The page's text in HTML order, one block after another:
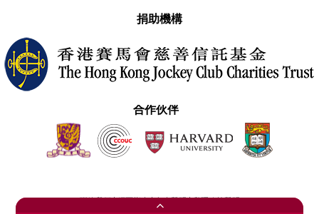
捐助機構
合作伙伴